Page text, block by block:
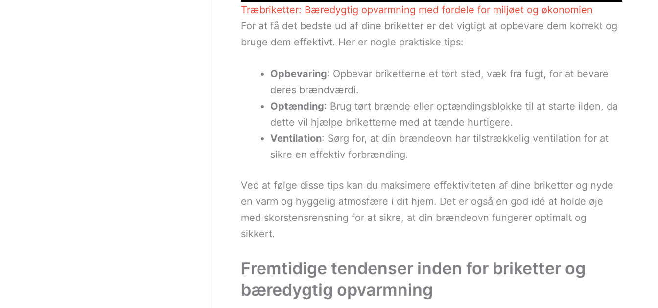
Træbriketter: Bæredygtig opvarmning med fordele for miljøet og økonomien
For at få det bedste ud af dine briketter er det vigtigt at opbevare dem korrekt og
bruge dem effektivt. Her er nogle praktiske tips:
Opbevaring: Opbevar briketterne et tørt sted, væk fra fugt, for at bevare
deres brændværdi.
Optænding: Brug tørt brænde eller optændingsblokke til at starte ilden, da
dette vil hjælpe briketterne med at tænde hurtigere.
Ventilation: Sørg for, at din brændeovn har tilstrækkelig ventilation for at
sikre en effektiv forbrænding.
Ved at følge disse tips kan du maksimere effektiviteten af dine briketter og nyde
en varm og hyggelig atmosfære i dit hjem. Det er også en god idé at holde øje
med skorstensrensning for at sikre, at din brændeovn fungerer optimalt og
sikkert.
Fremtidige tendenser inden for briketter og
bæredygtig opvarmning